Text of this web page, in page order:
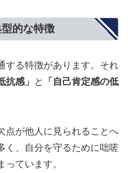
的な特徴
する特徴があります。それ
抗感」 と
「自己肯定感の低
点が他人に見られることへ
く、自分を守るために咄嗟
ています。